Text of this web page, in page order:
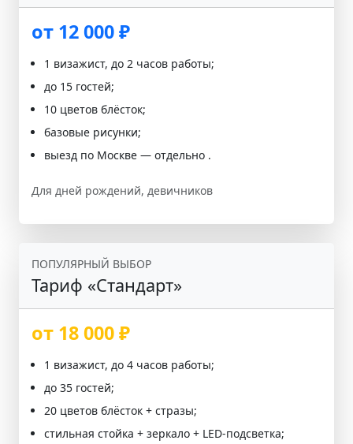
от 12 000 ₽
1 визажист, до 2 часов работы;
до 15 гостей;
10 цветов блёсток;
базовые рисунки;
выезд по Москве — отдельно .
Для дней рождений, девичников
ПОПУЛЯРНЫЙ ВЫБОР
Тариф «Стандарт»
от 18 000 ₽
1 визажист, до 4 часов работы;
до 35 гостей;
20 цветов блёсток + стразы;
стильная стойка + зеркало + LED-подсветка;